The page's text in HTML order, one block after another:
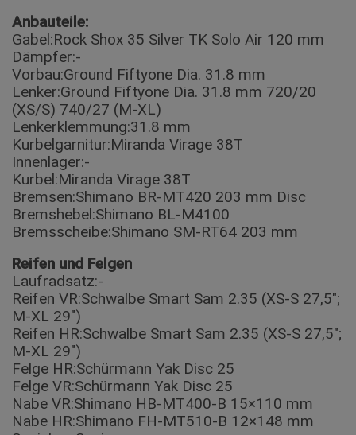
Anbauteile:
Gabel:Rock Shox 35 Silver TK Solo Air 120 mm
Dämpfer:-
Vorbau:Ground Fiftyone Dia. 31.8 mm
Lenker:Ground Fiftyone Dia. 31.8 mm 720/20
(XS/S) 740/27 (M-XL)
Lenkerklemmung:31.8 mm
Kurbelgarnitur:Miranda Virage 38T
Innenlager:-
Kurbel:Miranda Virage 38T
Bremsen:Shimano BR-MT420 203 mm Disc
Bremshebel:Shimano BL-M4100
Bremsscheibe:Shimano SM-RT64 203 mm
Reifen und Felgen
Laufradsatz:-
Reifen VR:Schwalbe Smart Sam 2.35 (XS-S 27,5″;
M-XL 29″)
Reifen HR:Schwalbe Smart Sam 2.35 (XS-S 27,5″;
M-XL 29″)
Felge HR:Schürmann Yak Disc 25
Felge VR:Schürmann Yak Disc 25
Nabe VR:Shimano HB-MT400-B 15×110 mm
Nabe HR:Shimano FH-MT510-B 12×148 mm